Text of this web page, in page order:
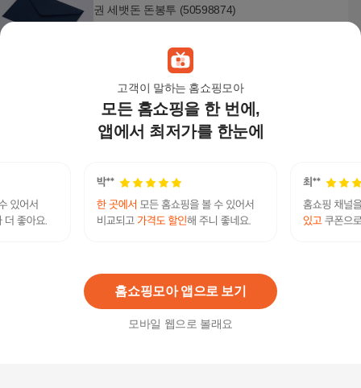
고객이 말하는 홈쇼핑모아
모든 홈쇼핑을 한 번에,
앱에서 최저가를 한눈에
홈쇼핑모아 앱으로 보기
모바일 웹으로 볼래요
권 세뱃돈 돈봉투 (50598874)
셀러허브 패션 [룽스_66]돈봉투 브라운 명절 상품
권 세뱃돈 돈봉투 (50605096)
17,000 원
셀러허브 패션 [룽스_66]용돈 봉투 핑크 명절 상품